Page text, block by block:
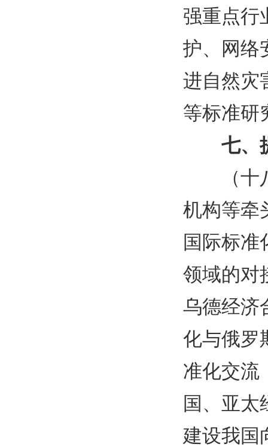
强重点行
护、网络
进自然灾
等标准研
七、
（
机构等牵
国际标准
领域的对
乌德经济
化与俄罗
准化交流
国、亚太
建设我国